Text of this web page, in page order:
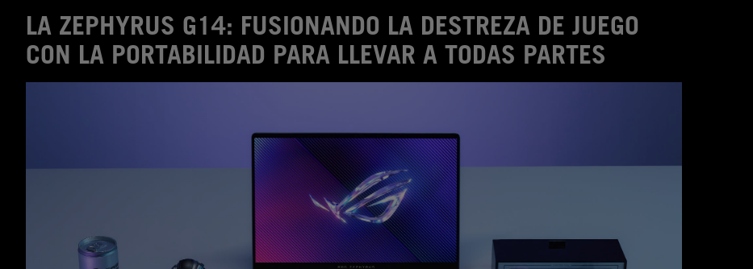
LA ZEPHYRUS G14: FUSIONANDO LA DESTREZA DE JUEGO
CON LA PORTABILIDAD PARA LLEVAR A TODAS PARTES